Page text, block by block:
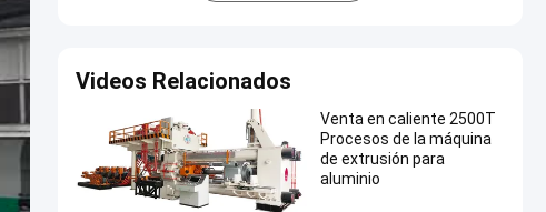
Videos Relacionados
Venta en caliente 2500T
Procesos de la máquina
de extrusión para
aluminio